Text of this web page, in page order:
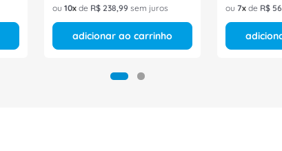
ou 10 de R$ 238,99 sem juros
adicionar ao carrinho
ou 7 de R$ 56